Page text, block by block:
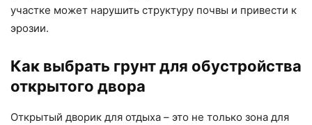
участке может нарушить структуру почвы и привести к
эрозии.
Как выбрать грунт для обустройства
открытого двора
Открытый дворик для отдыха – это не только зона для